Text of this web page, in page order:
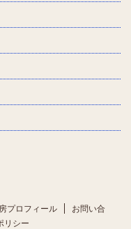
プロフィール
お問い合
リシー